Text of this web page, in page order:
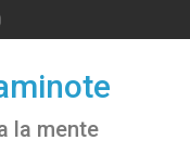
la mente